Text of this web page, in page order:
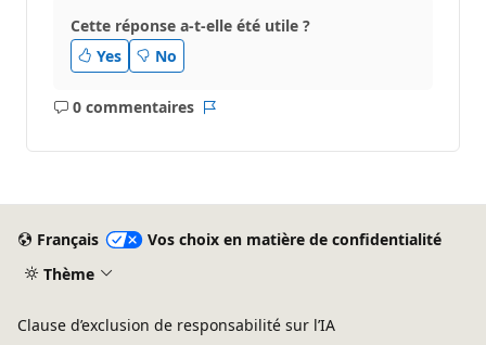
Cette réponse a-t-elle été utile ?
Yes
No
0 commentaires
Aucun
Français
Vos choix en matière de confidentialité
Thème
Clause d’exclusion de responsabilité sur l’IA